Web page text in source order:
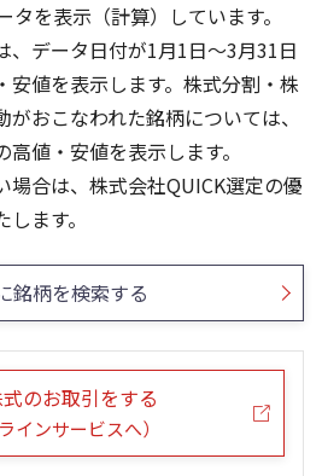
26週移動平均 出来高(千)
1,200
1,400
1,500
1,600
1,700
25ヶ月移動平均 出来高(千)
600
1,200
1,400
1,600
1,800
2,000
を表示（計算）しています。
、データ日付が1月1日～3月31日
安値を表示します。株式分割・株
おこなわれた銘柄については、
値・安値を表示します。
場合は、株式会社QUICK選定の優
ます。
銘柄を検索する
のお取引をする
インサービスへ）